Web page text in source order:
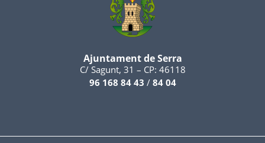
Ajuntament de Serra
C/ Sagunt, 31 – CP: 46118
96 168 84 43 / 84 04